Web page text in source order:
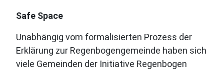
Safe Space
Unabhängig vom formalisierten Prozess der
Erklärung zur Regenbogengemeinde haben sich
viele Gemeinden der Initiative Regenbogen